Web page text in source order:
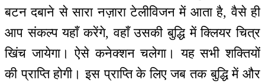
बटन दबाने से सारा नज़ारा टेलीविजन में आता है, वैसे ही
आप संकल्प यहाँ करेंगे, वहाँ उसकी बुद्धि में क्लियर चित्र
खिंच जायेगा। ऐसे कनेक्शन चलेगा। यह सभी शक्तियों
की प्राप्ति होगी। इस प्राप्ति के लिए जब तक बुद्धि में और